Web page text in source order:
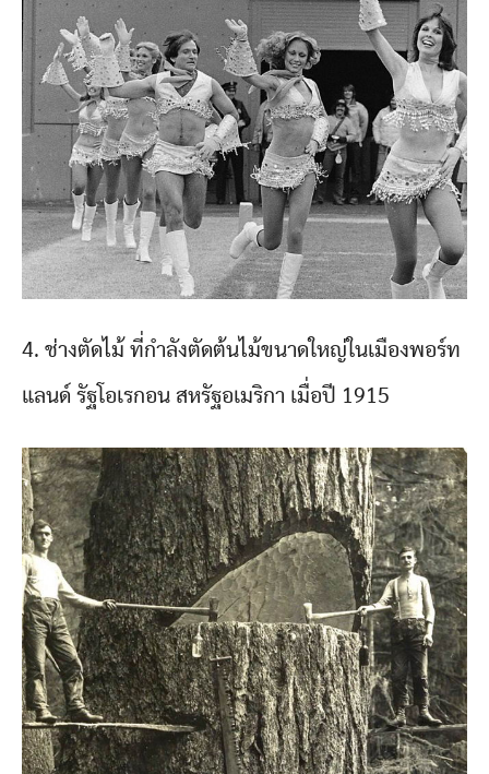
4. ช่างตัดไม้ ที่กำลังตัดต้นไม้ขนาดใหญ่ในเมืองพอร์ท
แลนด์ รัฐโอเรกอน สหรัฐอเมริกา เมื่อปี 1915